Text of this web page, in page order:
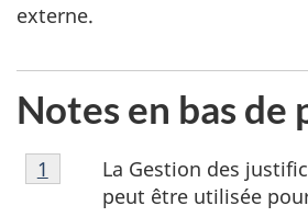
externe.
Notes en bas de
Note
en
La Gestion des
peut être utilisée
Retour à la référence de la
1